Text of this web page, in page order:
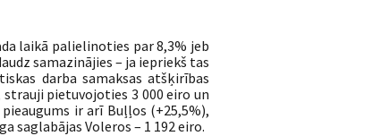
laikā palielinoties par 8,3% jeb
samazinājies – ja iepriekš tas
darba samaksas atšķirības
pietuvojoties 3 000 eiro un
ir arī Buļļos (+25,5%),
saglabājas Voleros – 1 192 eiro.